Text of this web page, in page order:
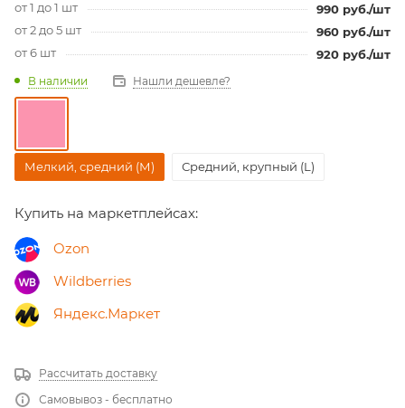
от 1 до 1 шт 990 руб./шт
от 2 до 5 шт
960 руб./шт
от 6 шт
920 руб./шт
В наличии Нашли дешевле?
Мелкий, средний (М) Средний, крупный (L)
Купить на маркетплейсах:
Ozon
Wildberries
Яндекс.Маркет
Рассчитать доставку
Самовывоз - бесплатно